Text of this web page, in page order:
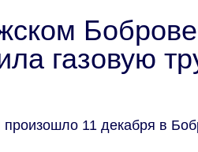
газовую
11 декабря в